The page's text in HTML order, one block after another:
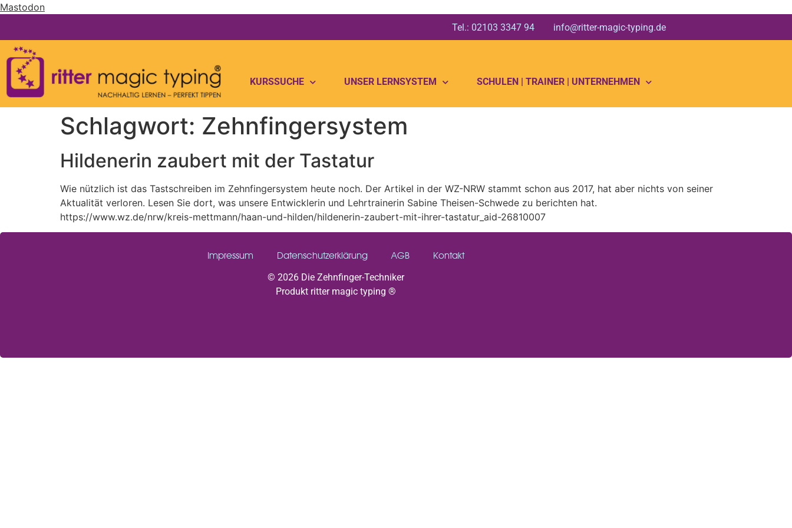
Mastodon
Tel.: 02103 3347 94 info@ritter-magic-typing.de
KURSSUCHE UNSER LERNSYSTEM SCHULEN | TRAINER | UNTERNEHMEN
Schlagwort: Zehnfingersystem
Hildenerin zaubert mit der Tastatur
Wie nützlich ist das Tastschreiben im Zehnfingersystem heute noch. Der Artikel in der WZ-NRW stammt schon aus 2017, hat aber nichts von seiner
Aktualität verloren. Lesen Sie dort, was unsere Entwicklerin und Lehrtrainerin Sabine Theisen-Schwede zu berichten hat.
https://www.wz.de/nrw/kreis-mettmann/haan-und-hilden/hildenerin-zaubert-mit-ihrer-tastatur_aid-26810007
Impressum Datenschutzerklärung AGB
Kontakt
© 2026 Die Zehnfinger-Techniker
Produkt ritter magic typing ®